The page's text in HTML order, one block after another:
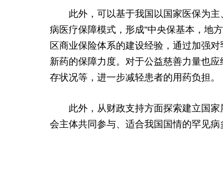
此外，可以基于我国以国家医保为
病医疗保障模式，形成“中央保基本，地
区商业保险体系的建设经验，通过加强
新药的保障力度。对于公益慈善力量也
存状况等，进一步减轻患者的用药负担。
此外，从财政支持方面探索建立国
会主体共同参与、适合我国国情的罕见